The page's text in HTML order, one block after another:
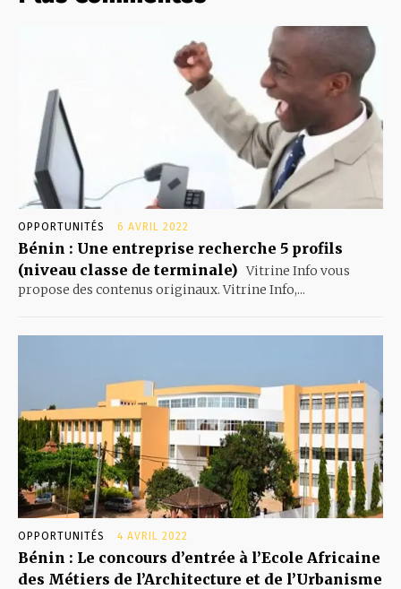
OPPORTUNITÉS 6 AVRIL 2022
Bénin : Une entreprise recherche 5 profils
(niveau classe de terminale) Vitrine Info vous
propose des contenus originaux. Vitrine Info,...
OPPORTUNITÉS 4 AVRIL 2022
Bénin : Le concours d’entrée à l’Ecole Africaine
des Métiers de l’Architecture et de l’Urbanisme